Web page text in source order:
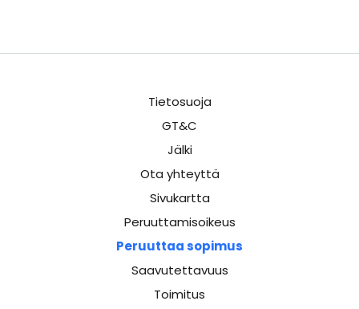
Tietosuoja
GT&C
Jälki
Ota yhteyttä
Sivukartta
Peruuttamisoikeus
Peruuttaa sopimus
Saavutettavuus
Toimitus